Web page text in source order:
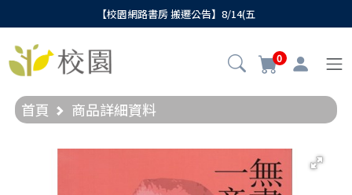
【校園網路書房 搬遷公告】8/14(五
0
首頁 商品詳細資料